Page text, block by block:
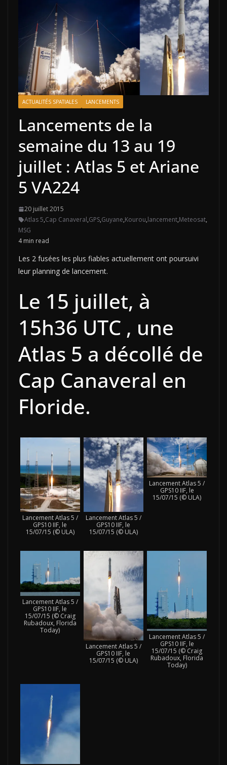
ACTUALITÉS SPATIALES LANCEMENTS
Lancements de la
semaine du 13 au 19
juillet : Atlas 5 et Ariane
5 VA224
20 juillet 2015
Atlas 5,Cap Canaveral,GPS,Guyane,Kourou,lancement,Meteosat,
MSG
4 min read
Les 2 fusées les plus fiables actuellement ont poursuivi
leur planning de lancement.
Le 15 juillet, à
15h36 UTC , une
Atlas 5 a décollé de
Cap Canaveral en
Floride.
Lancement Atlas 5 /
GPS10 IIF, le
15/07/15 (© ULA)
Lancement Atlas 5 /
GPS10 IIF, le
15/07/15 (© ULA)
Lancement Atlas 5 /
GPS10 IIF, le
15/07/15 (© ULA)
Lancement Atlas 5 /
GPS10 IIF, le
15/07/15 (© Craig
Rubadoux, Florida
Today)
Lancement Atlas 5 /
GPS10 IIF, le
15/07/15 (© ULA)
Lancement Atlas 5 /
GPS10 IIF, le
15/07/15 (© Craig
Rubadoux, Florida
Today)